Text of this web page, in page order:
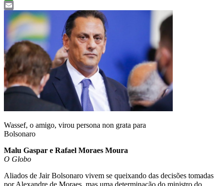
WhatsApp
Email
Wassef, o amigo, virou persona non grata para
Bolsonaro
Malu Gaspar e Rafael Moraes Moura
O Globo
Aliados de Jair Bolsonaro vivem se queixando das decisões tomadas
por Alexandre de Moraes, mas uma determinação do ministro do